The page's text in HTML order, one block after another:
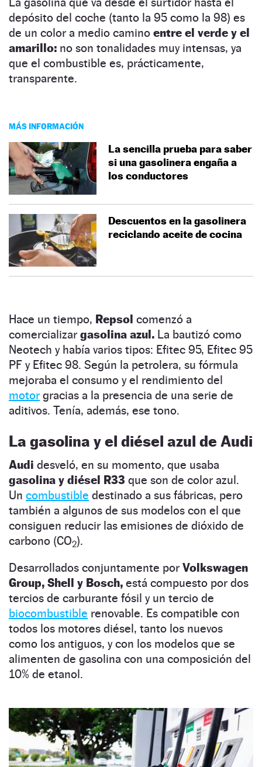
depósito del coche (tanto la 95 como la 98) es
de un color a medio camino entre el verde y el
amarillo: no son tonalidades muy intensas, ya
que el combustible es, prácticamente,
transparente.
MÁS INFORMACIÓN
La sencilla prueba para saber
si una gasolinera engaña a
los conductores
Descuentos en la gasolinera
reciclando aceite de cocina
Hace un tiempo, Repsol comenzó a
comercializar gasolina azul. La bautizó como
Neotech y había varios tipos: Efitec 95, Efitec 95
PF y Efitec 98. Según la petrolera, su fórmula
mejoraba el consumo y el rendimiento del
motor gracias a la presencia de una serie de
aditivos. Tenía, además, ese tono.
La gasolina y el diésel azul de Audi
Audi desveló, en su momento, que usaba
gasolina y diésel R33 que son de color azul.
Un combustible destinado a sus fábricas, pero
también a algunos de sus modelos con el que
consiguen reducir las emisiones de dióxido de
carbono (CO2).
Desarrollados conjuntamente por Volkswagen
Group, Shell y Bosch, está compuesto por dos
tercios de carburante fósil y un tercio de
biocombustible renovable. Es compatible con
todos los motores diésel, tanto los nuevos
como los antiguos, y con los modelos que se
alimenten de gasolina con una composición del
10% de etanol.